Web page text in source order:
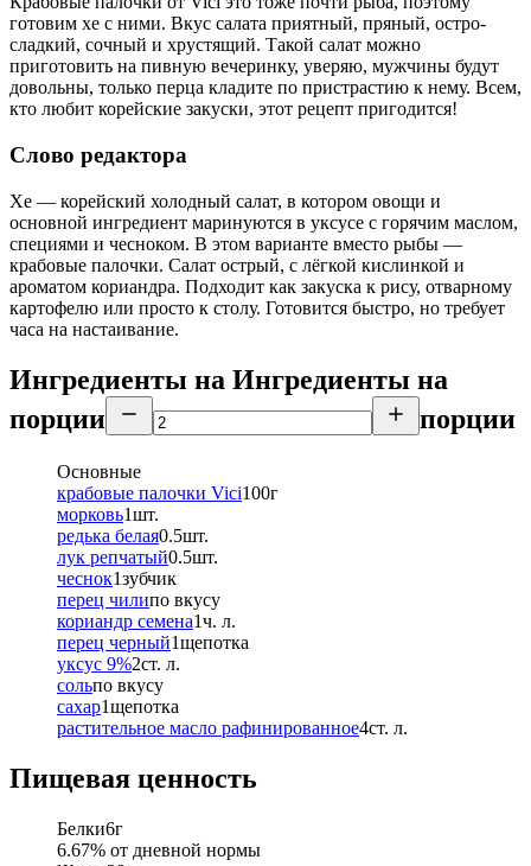
готовим хе с ними. Вкус салата приятный, пряный, остро-
сладкий, сочный и хрустящий. Такой салат можно
приготовить на пивную вечеринку, уверяю, мужчины будут
довольны, только перца кладите по пристрастию к нему. Всем,
кто любит корейские закуски, этот рецепт пригодится!
Слово редактора
Хе — корейский холодный салат, в котором овощи и
основной ингредиент маринуются в уксусе с горячим маслом,
специями и чесноком. В этом варианте вместо рыбы —
крабовые палочки. Салат острый, с лёгкой кислинкой и
ароматом кориандра. Подходит как закуска к рису, отварному
картофелю или просто к столу. Готовится быстро, но требует
часа на настаивание.
Ингредиенты на Ингредиенты на
порции
порции
Основные
крабовые палочки Vici100г
морковь1шт.
редька белая0.5шт.
лук репчатый0.5шт.
чеснок1зубчик
перец чилипо вкусу
кориандр семена1ч. л.
перец черный1щепотка
уксус 9%2ст. л.
сольпо вкусу
сахар1щепотка
растительное масло рафинированное4ст. л.
Пищевая ценность
Белки6г
6.67% от дневной нормы